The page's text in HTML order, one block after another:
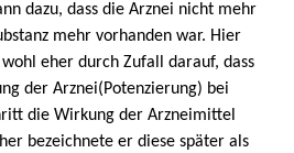
dazu, dass die Arznei nicht mehr
mehr vorhanden war. Hier
eher durch Zufall darauf, dass
der Arznei(Potenzierung) bei
die Wirkung der Arzneimittel
bezeichnete er diese später als